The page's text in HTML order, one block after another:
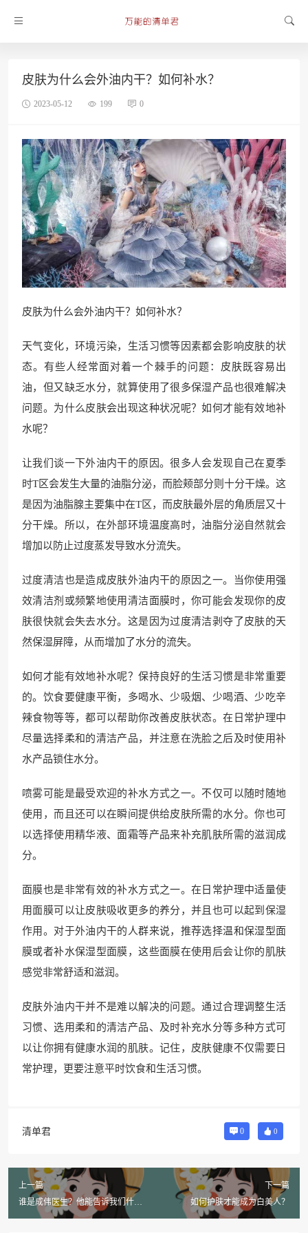
皮肤为什么会外油内干？如何补水？
2023-05-12 199 0
皮肤为什么会外油内干？如何补水？
天气变化，环境污染，生活习惯等因素都会影响皮肤的状
态。有些人经常面对着一个棘手的问题：皮肤既容易出
油，但又缺乏水分，就算使用了很多保湿产品也很难解决
问题。为什么皮肤会出现这种状况呢？如何才能有效地补
水呢？
让我们谈一下外油内干的原因。很多人会发现自己在夏季
时T区会发生大量的油脂分泌，而脸颊部分则十分干燥。这
是因为油脂腺主要集中在T区，而皮肤最外层的角质层又十
分干燥。所以，在外部环境温度高时，油脂分泌自然就会
增加以防止过度蒸发导致水分流失。
过度清洁也是造成皮肤外油内干的原因之一。当你使用强
效清洁剂或频繁地使用清洁面膜时，你可能会发现你的皮
肤很快就会失去水分。这是因为过度清洁剥夺了皮肤的天
然保湿屏障，从而增加了水分的流失。
如何才能有效地补水呢？保持良好的生活习惯是非常重要
的。饮食要健康平衡，多喝水、少吸烟、少喝酒、少吃辛
辣食物等等，都可以帮助你改善皮肤状态。在日常护理中
尽量选择柔和的清洁产品，并注意在洗脸之后及时使用补
水产品锁住水分。
喷雾可能是最受欢迎的补水方式之一。不仅可以随时随地
使用，而且还可以在瞬间提供给皮肤所需的水分。你也可
以选择使用精华液、面霜等产品来补充肌肤所需的滋润成
分。
面膜也是非常有效的补水方式之一。在日常护理中适量使
用面膜可以让皮肤吸收更多的养分，并且也可以起到保湿
作用。对于外油内干的人群来说，推荐选择温和保湿型面
膜或者补水保湿型面膜，这些面膜在使用后会让你的肌肤
感觉非常舒适和滋润。
皮肤外油内干并不是难以解决的问题。通过合理调整生活
习惯、选用柔和的清洁产品、及时补充水分等多种方式可
以让你拥有健康水润的肌肤。记住，皮肤健康不仅需要日
常护理，更要注意平时饮食和生活习惯。
清单君 0 0
上一篇
谁是成伟医生？他能告诉我们什
下一篇
如何护肤才能成为白美人？